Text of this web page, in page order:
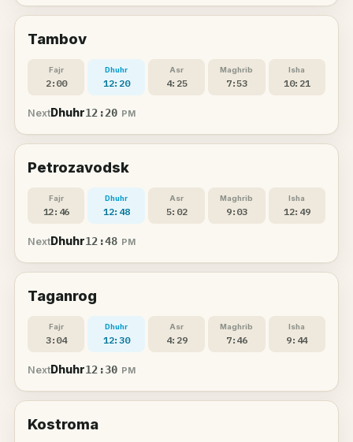
Tambov
Fajr
2:00
Dhuhr
12:20
Asr
4:25
Maghrib
7:53
Isha
10:21
Next Dhuhr12:20 PM
Petrozavodsk
Fajr
12:46
Dhuhr
12:48
Asr
5:02
Maghrib
9:03
Isha
12:49
Next Dhuhr12:48 PM
Taganrog
Fajr
3:04
Dhuhr
12:30
Asr
4:29
Maghrib
7:46
Isha
9:44
Next Dhuhr12:30 PM
Kostroma